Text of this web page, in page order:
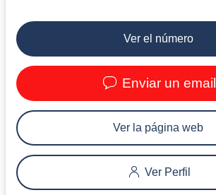
Ver el número
Enviar un email
Ver la página web
Ver Perfil